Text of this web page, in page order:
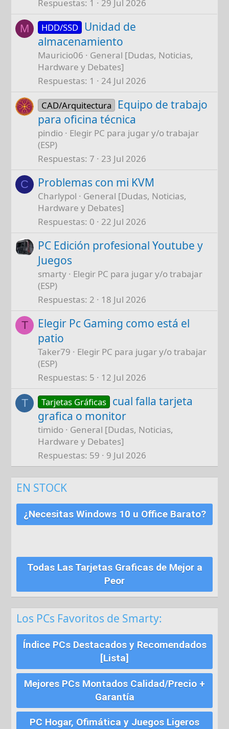
Respuestas 1 29 Jul 2026
M HDD/SSD Unidad de
almacenamiento
Mauricio06
General [Dudas, Noticias,
Hardware y Debates]
Respuestas 1 24 Jul 2026
CAD/Arquitectura
Equipo de trabajo
para oficina técnica
pindio
Elegir PC para jugar y/o trabajar
(ESP)
Respuestas 7 23 Jul 2026
C Problemas con mi KVM
Charlypol
General [Dudas, Noticias,
Hardware y Debates]
Respuestas 0 22 Jul 2026
PC Edición profesional Youtube y
Juegos
smarty
Elegir PC para jugar y/o trabajar
(ESP)
Respuestas 2 18 Jul 2026
T
Elegir Pc Gaming como está el
patio
Taker79
Elegir PC para jugar y/o trabajar
(ESP)
Respuestas 5 12 Jul 2026
T Tarjetas Gráficas cual falla tarjeta
grafica o monitor
timido
General [Dudas, Noticias,
Hardware y Debates]
Respuestas 59 9 Jul 2026
EN STOCK
¿Necesitas Windows 10 u Office Barato?
Todas Las Tarjetas Graficas de Mejor a
Peor
Los PCs Favoritos de Smarty:
Índice PCs Destacados y Recomendados
[Lista]
Mejores PCs Montados Calidad/Precio +
Garantía
PC Hogar, Ofimática y Juegos Ligeros